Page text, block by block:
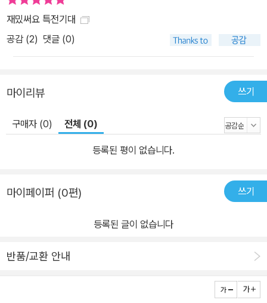
재밌써요 특전기대
공감 (2) 댓글 (0)
마이리뷰 쓰기
구매자 (0) 전체 (0)
등록된 평이 없습니다.
마이페이퍼 (0편) 쓰기
등록된 글이 없습니다
반품/교환 안내